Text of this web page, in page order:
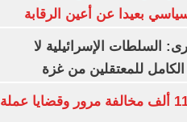
بعيدا عن أعين الرقابة
السلطات الإسرائيلية لا
للمعتقلين من غزة
الداخلية تضبط 116 ألف مخالفة مرور وقضايا عملة